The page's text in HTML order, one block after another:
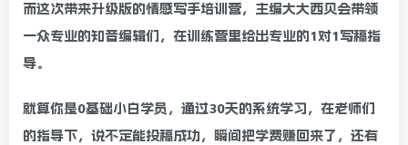
而这次带来升级版的情感写手培训营，主编大大西贝会带领
一众专业的知音编辑们，在训练营里给出专业的1对1写稿指
导。
就算你是0基础小白学员，通过30天的系统学习，在老师们
的指导下，说不定能投稿成功，瞬间把学费赚回来了，还有